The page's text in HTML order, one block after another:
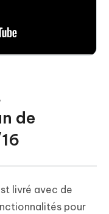
de
livré avec de
pour